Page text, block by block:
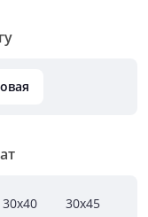
30х40 30х45